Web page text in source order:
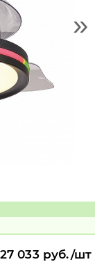
»
Код:
1051142
27 033 руб./шт